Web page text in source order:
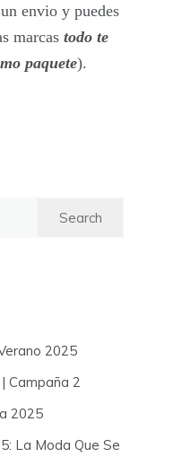
envio y puedes
marcastodo te
paquete).
2025
Campaña 2
2025
La Moda Que Se